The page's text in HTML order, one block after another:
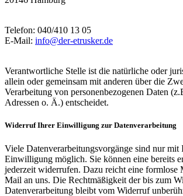
Telefon: 040/410 13 05
E-Mail: info@der-etrusker.de
Verantwortliche Stelle ist die natürliche oder
allein oder gemeinsam mit anderen über die
Verarbeitung von personenbezogenen Daten
Adressen o. Ä.) entscheidet.
Widerruf Ihrer Einwilligung zur Datenverarbeitung
Viele Datenverarbeitungsvorgänge sind nur mit
Einwilligung möglich. Sie können eine bereits
jederzeit widerrufen. Dazu reicht eine formlose
Mail an uns. Die Rechtmäßigkeit der bis zum
Datenverarbeitung bleibt vom Widerruf